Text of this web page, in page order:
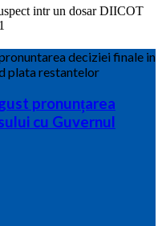
pronunțarea
cu Guvernul